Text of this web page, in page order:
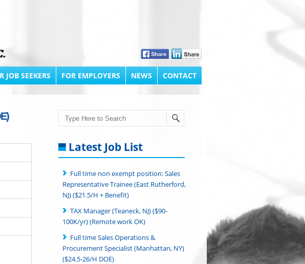
JOB SEEKERS FOR EMPLOYERS NEWS CONTACT
Search
Latest Job List
Full time non exempt position: Sales
Representative Trainee (East Rutherford,
NJ) ($21.5/H + Benefit)
TAX Manager (Teaneck, NJ) ($90-
100K/yr) (Remote work OK)
Full time Sales Operations &
Procurement Specialist (Manhattan, NY)
($24.5-26/H DOE)